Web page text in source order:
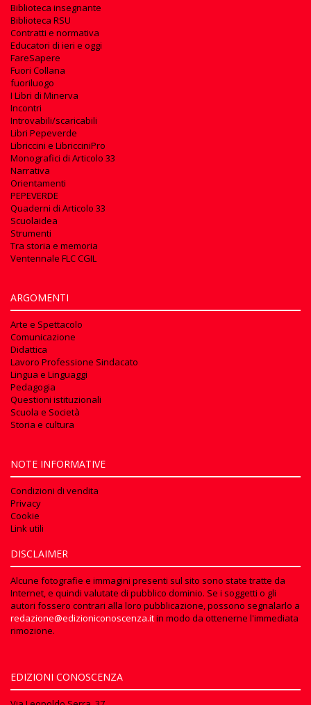
Biblioteca insegnante
Biblioteca RSU
Contratti e normativa
Educatori di ieri e oggi
FareSapere
Fuori Collana
fuoriluogo
I Libri di Minerva
Incontri
Introvabili/scaricabili
Libri Pepeverde
Libriccini e LibricciniPro
Monografici di Articolo 33
Narrativa
Orientamenti
PEPEVERDE
Quaderni di Articolo 33
Scuolaidea
Strumenti
Tra storia e memoria
Ventennale FLC CGIL
ARGOMENTI
Arte e Spettacolo
Comunicazione
Didattica
Lavoro Professione Sindacato
Lingua e Linguaggi
Pedagogia
Questioni istituzionali
Scuola e Società
Storia e cultura
NOTE INFORMATIVE
Condizioni di vendita
Privacy
Cookie
Link utili
DISCLAIMER
Alcune fotografie e immagini presenti sul sito sono state tratte da
Internet, e quindi valutate di pubblico dominio. Se i soggetti o gli
autori fossero contrari alla loro pubblicazione, possono segnalarlo a
redazione@edizioniconoscenza.itin modo da ottenerne l'immediata
rimozione.
EDIZIONI CONOSCENZA